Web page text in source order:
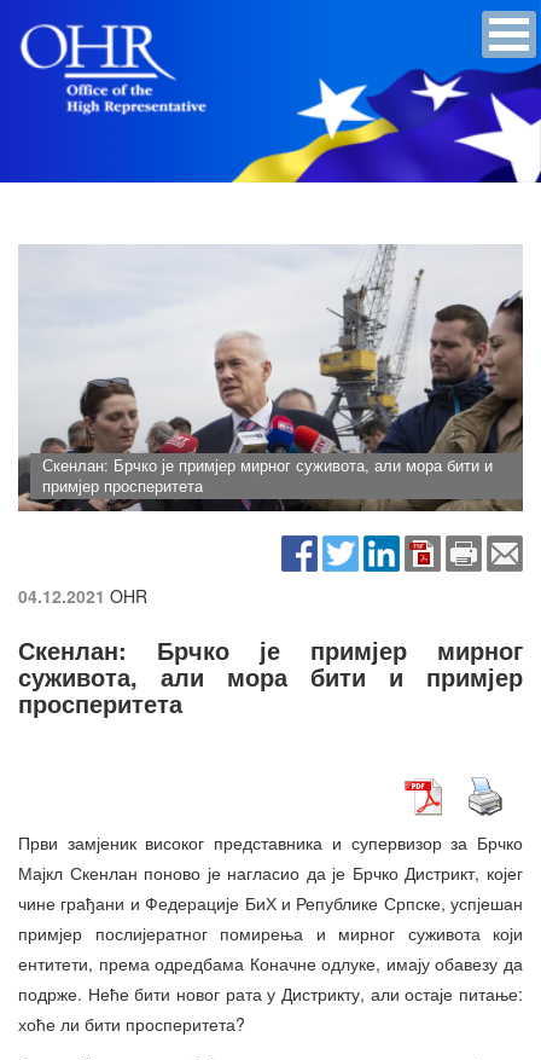
Скенлан: Брчко је примјер мирног суживота, али мора бити и
примјер просперитета
04.12.2021 OHR
Скенлан: Брчко је примјер мирног
суживота, али мора бити и примјер
просперитета
Први замјеник високог представника и супервизор за Брчко
Мајкл Скенлан поново је нагласио да је Брчко Дистрикт, којег
чине грађани и Федерације БиХ и Републике Српске, успјешан
примјер послијератног помирења и мирног суживота који
ентитети, према одредбама Коначне одлуке, имају обавезу да
подрже. Неће бити новог рата у Дистрикту, али остаје питање:
хоће ли бити просперитета?